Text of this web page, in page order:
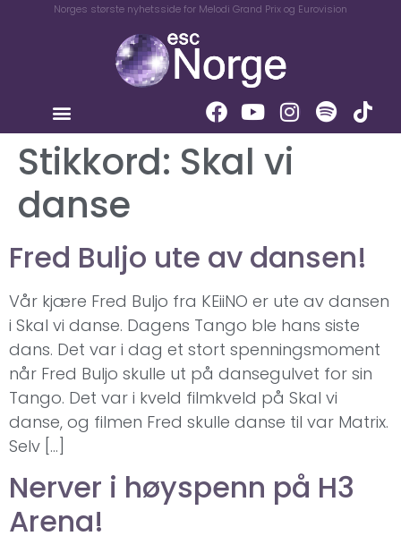
Norges største nyhetsside for Melodi Grand Prix og Eurovision
Stikkord: Skal vi
danse
Fred Buljo ute av dansen!
Vår kjære Fred Buljo fra KEiiNO er ute av dansen
i Skal vi danse. Dagens Tango ble hans siste
dans. Det var i dag et stort spenningsmoment
når Fred Buljo skulle ut på dansegulvet for sin
Tango. Det var i kveld filmkveld på Skal vi
danse, og filmen Fred skulle danse til var Matrix.
Selv […]
Nerver i høyspenn på H3
Arena!